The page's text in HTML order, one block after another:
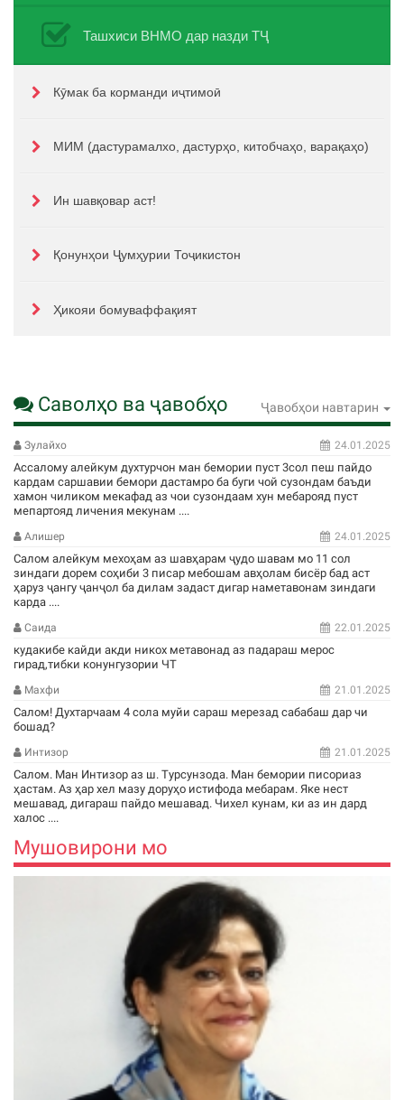
Ташхиси ВНМО дар назди ТҶ
Кӯмак ба корманди иҷтимоӣ
МИМ (дастурамалхо, дастурҳо, китобчаҳо, варақаҳо)
Ин шавқовар аст!
Қонунҳои Ҷумҳурии Тоҷикистон
Ҳикояи бомуваффақият
Саволҳо ва ҷавобҳо Ҷавобҳои навтарин
Зулайхо 24.01.2025
Ассалому алейкум духтурчон ман бемории пуст 3сол пеш пайдо
кардам саршавии бемори дастамро ба буги чой сузондам баъди
хамон чиликом мекафад аз чои сузондаам хун мебарояд пуст
мепартояд личения мекунам ....
Алишер 24.01.2025
Салом алейкум мехоҳам аз шавҳарам ҷудо шавам мо 11 сол
зиндаги дорем соҳиби 3 писар мебошам авҳолам бисёр бад аст
ҳаруз ҷангу ҷанҷол ба дилам задаст дигар наметавонам зиндаги
карда ....
Саида 22.01.2025
кудакибе кайди акди никох метавонад аз падараш мерос
гирад,тибки конунгузории ЧТ
Махфи 21.01.2025
Салом! Духтарчаам 4 сола муйи сараш мерезад сабабаш дар чи
бошад?
Интизор 21.01.2025
Салом. Ман Интизор аз ш. Турсунзода. Ман бемории писориаз
ҳастам. Аз ҳар хел мазу доруҳо истифода мебарам. Яке нест
мешавад, дигараш пайдо мешавад. Чихел кунам, ки аз ин дард
халос ....
Мушовирони мо